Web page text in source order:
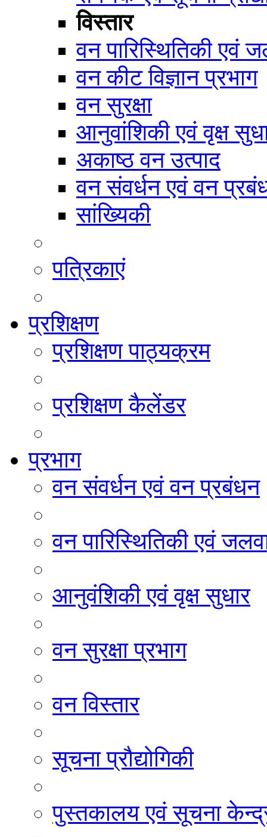
विस्तार
वन पारिस्थितिकी एवं
वन कीट विज्ञान प्रभाग
वन सुरक्षा
आनुवांशिकी एवं वृक्ष
अकाष्ठ वन उत्पाद
वन संवर्धन एवं वन
सांख्यिकी
पत्रिकाएं
प्रशिक्षण
प्रशिक्षण पाठ्यक्रम
प्रशिक्षण कैलेंडर
प्रभाग
वन संवर्धन एवं वन प्रबंधन
वन पारिस्थितिकी एवं
आनुवंशिकी एवं वृक्ष सुधार
वन सुरक्षा प्रभाग
वन विस्तार
सूचना प्रौद्योगिकी
पुस्तकालय एवं सूचना